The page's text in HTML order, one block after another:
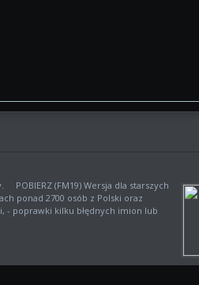
(FM19) Wersja dla starszych
ponad 2700 osób z Polski oraz
- poprawki kilku błędnych imion lub